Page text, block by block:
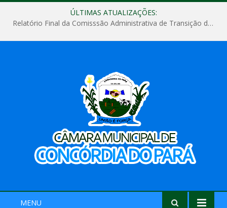
ÚLTIMAS ATUALIZAÇÕES:
Relatório Final da Comisssão Administrativa de Transição de Mandato do Poder Legislativo do Município de Concórdia do Pará
MENU